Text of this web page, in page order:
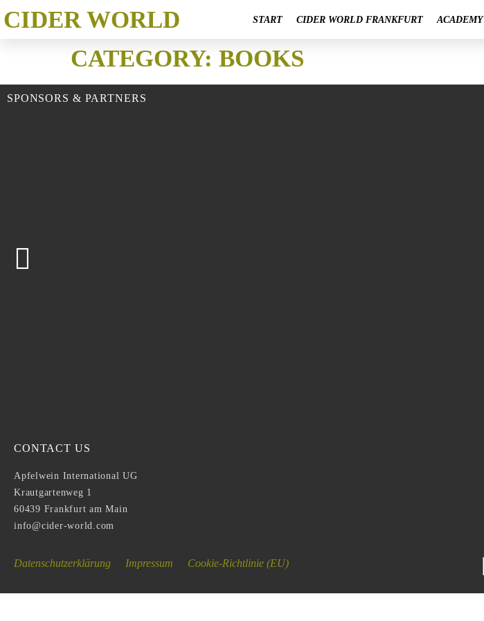
CIDER WORLD START CIDER WORLD FRANKFURT ACADEMY
CATEGORY: BOOKS
SPONSORS & PARTNERS
CONTACT US
Apfelwein International UG
Krautgartenweg 1
60439 Frankfurt am Main
info@cider-world.com
Datenschutzerklärung Impressum Cookie-Richtlinie (EU)